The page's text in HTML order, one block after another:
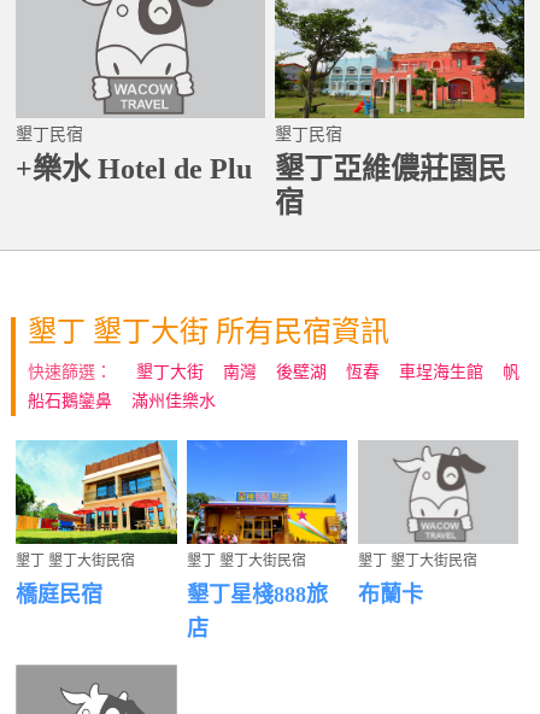
墾丁民宿
+樂水 Hotel de Plu
墾丁民宿
墾丁亞維儂莊園民
宿
墾丁 墾丁大街 所有民宿資訊
快速篩選： 墾丁大街 南灣 後壁湖 恆春 車埕海生館
帆
船石鵝鑾鼻
滿州佳樂水
墾丁 墾丁大街民宿
橋庭民宿
墾丁 墾丁大街民宿
墾丁星棧888旅
店
墾丁 墾丁大街民宿
布蘭卡